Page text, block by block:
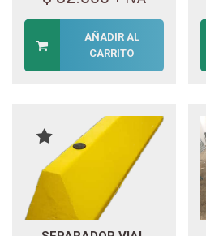
AÑADIR AL
CARRITO